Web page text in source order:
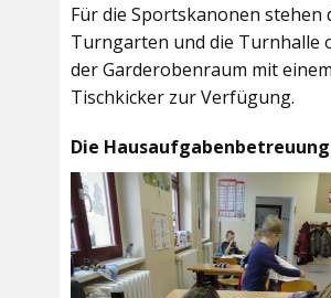
Für die Sportskanonen stehen
Turngarten und die Turnhalle
derGarderobenraum mit einem
Tischkicker zur Verfügung.
Die Hausaufgabenbetreuung